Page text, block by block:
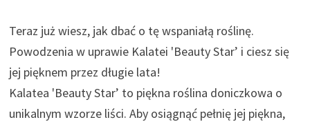
Teraz już wiesz, jak dbać o tę wspaniałą roślinę.
Powodzenia w uprawie Kalatei 'Beauty Star’ i ciesz się
jej pięknem przez długie lata!
Kalatea 'Beauty Star’ to piękna roślina doniczkowa o
unikalnym wzorze liści. Aby osiągnąć pełnię jej piękna,